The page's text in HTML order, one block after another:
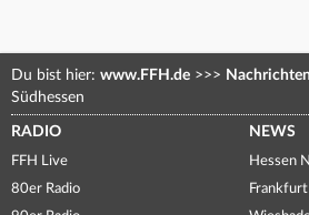
Du bist hier: www.FFH.de >>> Nachrichten
Südhessen
RADIO
FFH Live
80er Radio
NEWS
Hessen